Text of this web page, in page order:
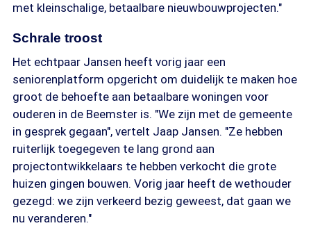
met kleinschalige, betaalbare nieuwbouwprojecten."
Schrale troost
Het echtpaar Jansen heeft vorig jaar een
seniorenplatform opgericht om duidelijk te maken hoe
groot de behoefte aan betaalbare woningen voor
ouderen in de Beemster is. "We zijn met de gemeente
in gesprek gegaan", vertelt Jaap Jansen. "Ze hebben
ruiterlijk toegegeven te lang grond aan
projectontwikkelaars te hebben verkocht die grote
huizen gingen bouwen. Vorig jaar heeft de wethouder
gezegd: we zijn verkeerd bezig geweest, dat gaan we
nu veranderen."